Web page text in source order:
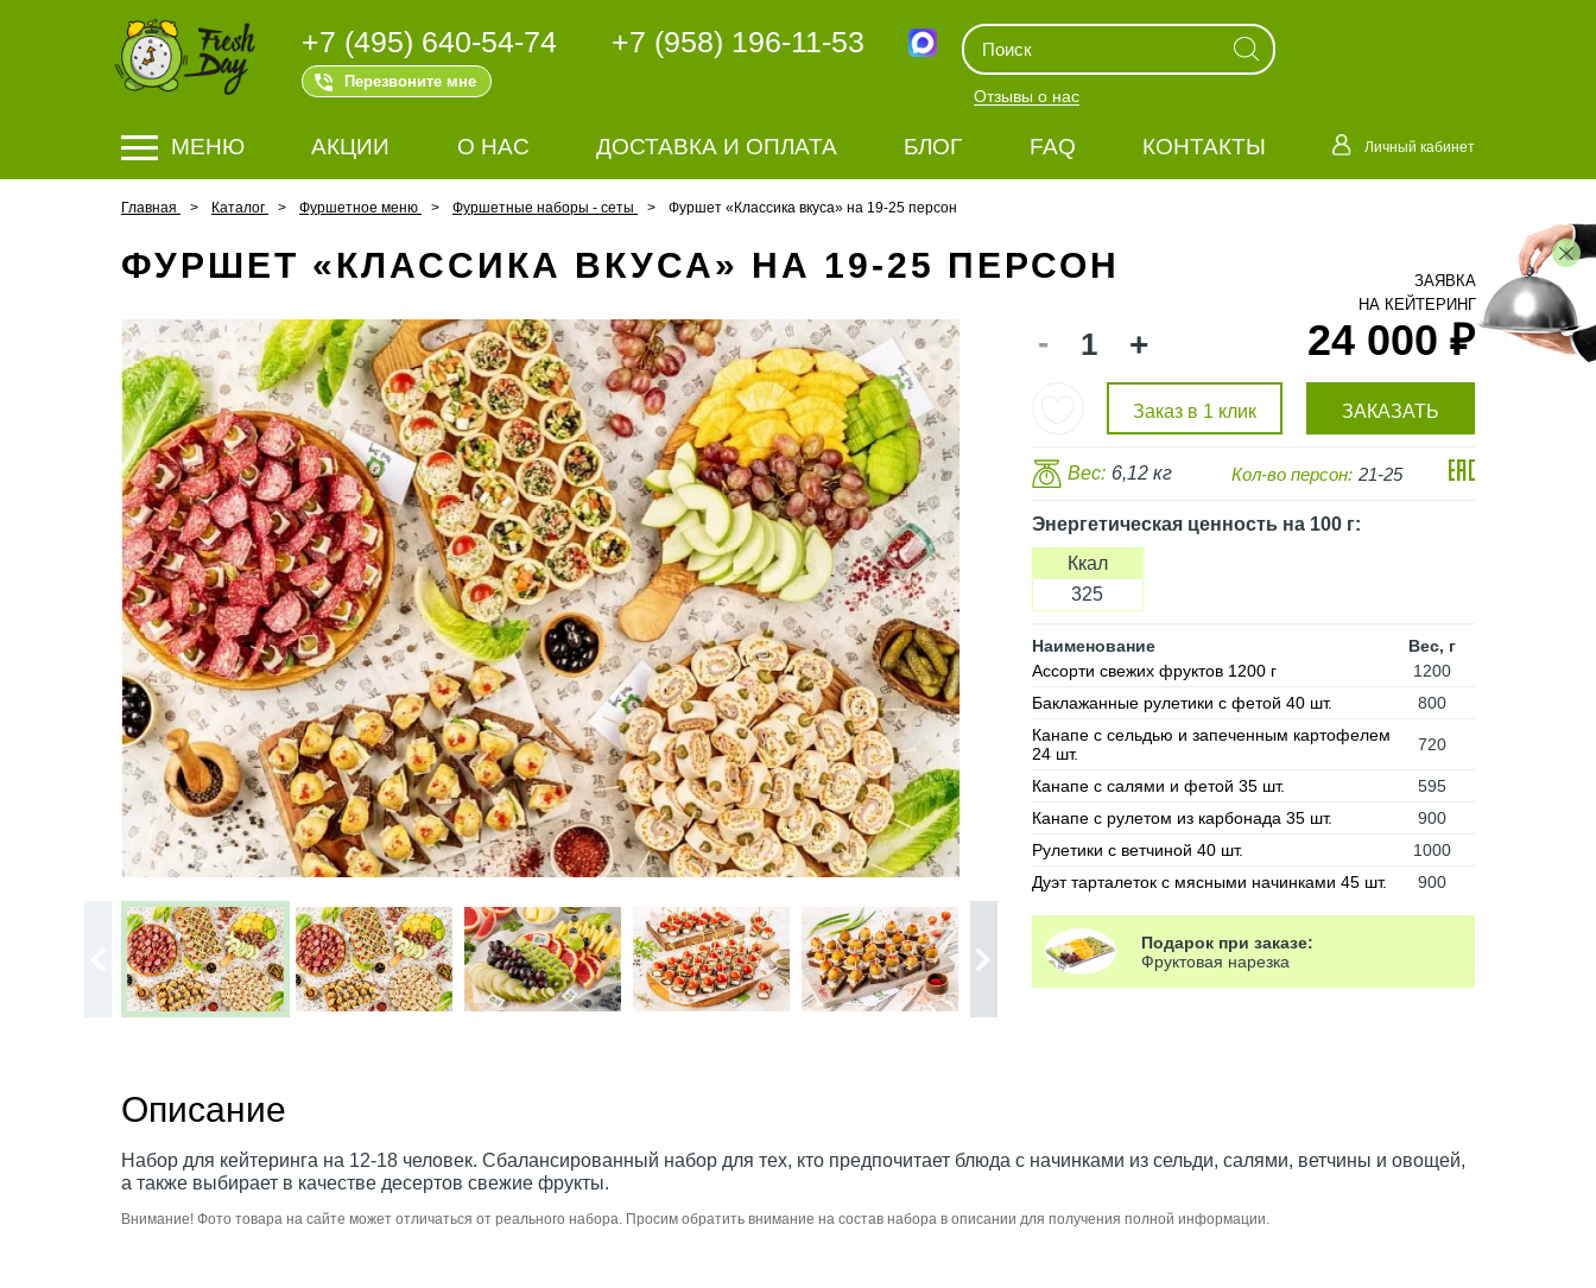
+7 (495) 640-54-74
Перезвоните мне
+7 (958) 196-11-53
Отзывы о нас
МЕНЮ АКЦИИ О НАС ДОСТАВКА И ОПЛАТА БЛОГ FAQ КОНТАКТЫ Личный кабинет
Главная Каталог Фуршетное меню Фуршетные наборы - сеты Фуршет «Классика вкуса» на 19-25 персон
ФУРШЕТ «КЛАССИКА ВКУСА» НА 19-25 ПЕРСОН
- + 24 000 ₽
Заказ в 1 клик ЗАКАЗАТЬ
Вес: 6,12 кг Кол-во персон: 21-25
Энергетическая ценностьна 100 г:
Ккал
325
Наименование
Вес, г
Ассорти свежих фруктов 1200 г
1200
Баклажанные рулетики с фетой 40 шт.
800
Канапе с сельдью и запеченным картофелем
24 шт.
720
Канапе с салями и фетой 35 шт.
595
Канапе с рулетом из карбонада 35 шт.
900
Рулетики с ветчиной 40 шт.
1000
Дуэт тарталеток с мясными начинками 45 шт.
900
Подарок при заказе:
Фруктовая нарезка
Описание
Набор для кейтеринга на 12-18 человек. Сбалансированный набор для тех, кто предпочитает блюда с начинками из сельди, салями, ветчины и овощей,
а также выбирает в качестве десертов свежие фрукты.
Внимание! Фото товара на сайте может отличаться от реального набора. Просим обратить внимание на состав набора в описании для получения полной информации.
ЗАЯВКА
НА КЕЙТЕРИНГ